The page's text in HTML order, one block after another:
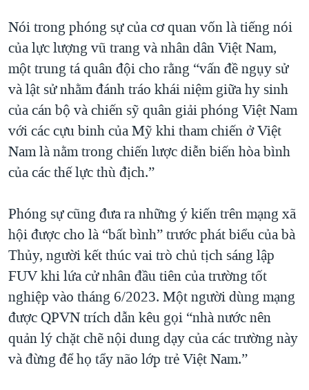
Nói trong phóng sự của cơ quan vốn là tiếng nói
của lực lượng vũ trang và nhân dân Việt Nam,
một trung tá quân đội cho rằng “vấn đề ngụy sử
và lật sử nhằm đánh tráo khái niệm giữa hy sinh
của cán bộ và chiến sỹ quân giải phóng Việt Nam
với các cựu binh của Mỹ khi tham chiến ở Việt
Nam là nằm trong chiến lược diễn biến hòa bình
của các thế lực thù địch.”
Phóng sự cũng đưa ra những ý kiến trên mạng xã
hội được cho là “bất bình” trước phát biểu của bà
Thủy, người kết thúc vai trò chủ tịch sáng lập
FUV khi lứa cử nhân đầu tiên của trường tốt
nghiệp vào tháng 6/2023. Một người dùng mạng
được QPVN trích dẫn kêu gọi “nhà nước nên
quản lý chặt chẽ nội dung dạy của các trường này
và đừng để họ tẩy não lớp trẻ Việt Nam.”